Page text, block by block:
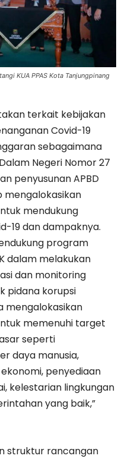
KUA PPAS Kota Tanjungpinang
terkait kebijakan
Covid-19
sebagaimana
Negeri Nomor 27
penyusunan APBD
mengalokasikan
mendukung
19 dan dampaknya.
program
dalam melakukan
dan monitoring
pidana korupsi
mengalokasikan
memenuhi target
seperti
daya manusia,
penyediaan
kelestarian lingkungan
yang baik,”
struktur rancangan